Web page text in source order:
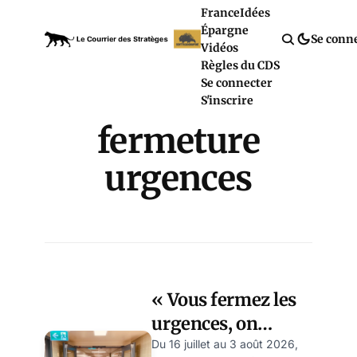
FranceIdées
Épargne
Vidéos
Règles du CDS
Se connecter
S'inscrire
Se
fermeture
urgences
« Vous fermez les
urgences, on
ramasse les morts
Du 16 juillet au 3 août 2026,